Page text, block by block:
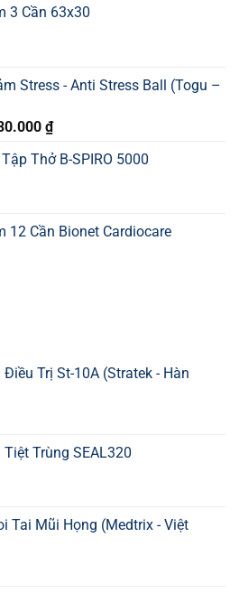
3 Cần 63x30
Stress - Anti Stress Ball (Togu –
₫Giá
tại
Thở B-SPIRO 5000
12 Cần Bionet Cardiocare
Trị St-10A (Stratek - Hàn
Tiệt Trùng SEAL320
Tai Mũi Họng (Medtrix - Việt